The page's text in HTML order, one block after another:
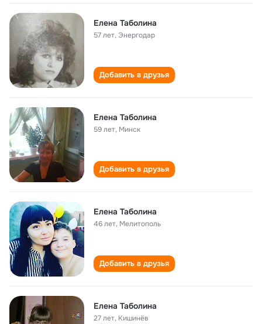
Елена Таболина
57 лет, Энергодар
Добавить в друзья
Елена Таболина
59 лет, Минск
Добавить в друзья
Елена Таболина
46 лет, Мелитополь
Добавить в друзья
Елена Таболина
27 лет, Кишинёв